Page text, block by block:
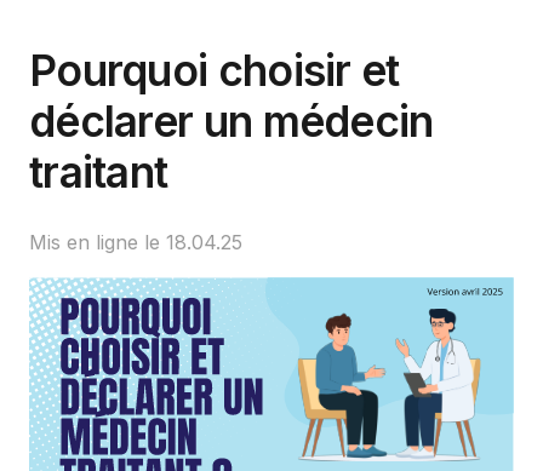
Pourquoi choisir et
déclarer un médecin
traitant
Mis en ligne le 18.04.25